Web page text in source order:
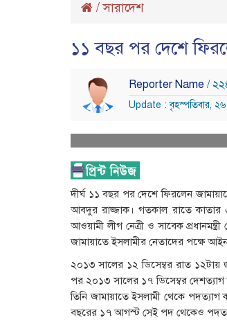
/সারাদেশ
১১ বছর পর দেশে
Reporter Name /
Update : বৃহস্পতিবার, ২৬
দীর্ঘ ১১ বছর পর দেশে ফিরলেন
আবদুর রাজ্জাক। গতকাল রাতে কাতার
আওয়ামী লীগ নেত্রী ও সাবেক
জামায়াতে ইসলামীর নেতাদের পক্ষে
২০১৩ সালের ১২ ডিসেম্বর রাত ১২টায়
পর ২০১৩ সালের ১৭ ডিসেম্বর দেশত্যাগ
তিনি জামায়াতে ইসলামী থেকে পদত্যাগ
বছরের ১৭ আগস্ট সেই পদ থেকেও